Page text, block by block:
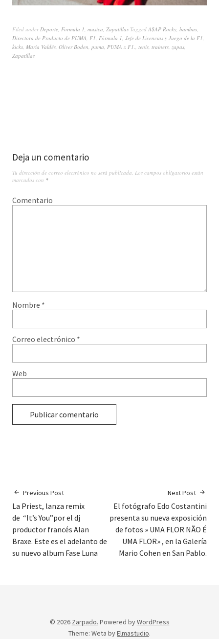
Filed underDeporte, Formula 1, musica, Zapatillas Tagged A$AP Rocky, bambas,
Directora de Producto de PUMA, F1, Fórmula 1, Jefe de Licencias y Juego de la F1,
kicks, María Valdés, Oliver Boden, puma, PUMA x F1., tenis, trainers, zapas,
Zapatillas
Deja un comentario
Tu dirección de correo electrónico no será publicada. Los campos obligatorios están
marcados con *
Comentario
Nombre *
Correo electrónico *
Web
Previous Post
La Priest, lanza remix
de “It’s You”por el dj
productor francés Alan
Braxe. Este es el adelanto de
su nuevo album Fase Luna
Next Post
El fotógrafo Edo Costantini
presenta su nueva exposición
de fotos » UMA FLOR NÃO É
UMA FLOR» , en la Galería
Mario Cohen en San Pablo.
© 2026 Zarpado. Powered byWordPress
Theme: Weta byElmastudio.